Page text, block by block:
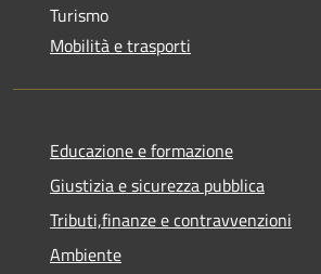
Turismo
Mobilità e trasporti
Educazione e formazione
Giustizia e sicurezza pubblica
Tributi,finanze e contravvenzioni
Ambiente